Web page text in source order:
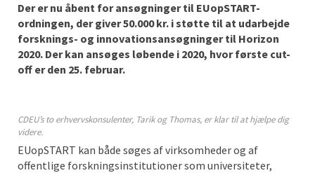
Der er nu åbent for ansøgninger til EUopSTART-
ordningen, der giver 50.000 kr. i støtte til at udarbejde
forsknings- og innovationsansøgninger til Horizon
2020. Der kan ansøges løbende i 2020, hvor første cut-
off er den 25. februar.
CDEU’s to erhvervskonsulenter, Tarik og Thomas, er klar til at hjælpe dig
videre.
EUopSTART kan både søges af virksomheder og af
offentlige forskningsinstitutioner som universiteter,